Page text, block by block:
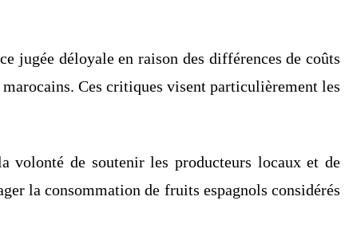
jugée déloyale en raison des différences de coûts
Ces critiques visent particulièrement les
volonté de soutenir les producteurs locaux et de
la consommation de fruits espagnols considérés